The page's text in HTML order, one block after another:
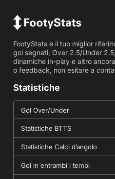
FootyStats è il tuo miglior
gol segnati, Over 2.5/Under
dinamiche in-play e altro
o feedback, non esitare a
Statistiche
Gol Over/Under
Statistiche BTTS
Statistiche Calci d’angolo
Gol in entrambi i tempi